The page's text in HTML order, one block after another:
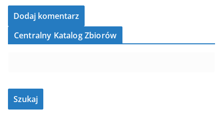
Centralny Katalog Zbiorów